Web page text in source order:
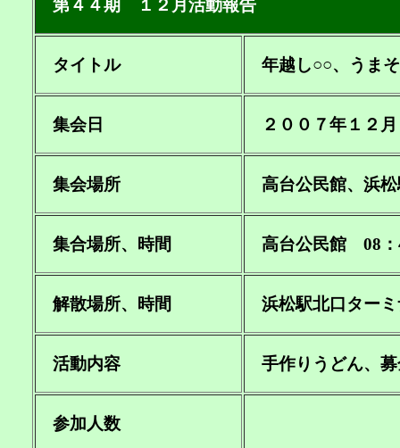
第４４期 １２月活動報告
タイトル 年越し○○、うま
集会日 ２００７年１２月
集会場所 高台公民館、浜松
集合場所、時間 高台公民館 08：
解散場所、時間 浜松駅北口ター
活動内容 手作りうどん、募
参加人数